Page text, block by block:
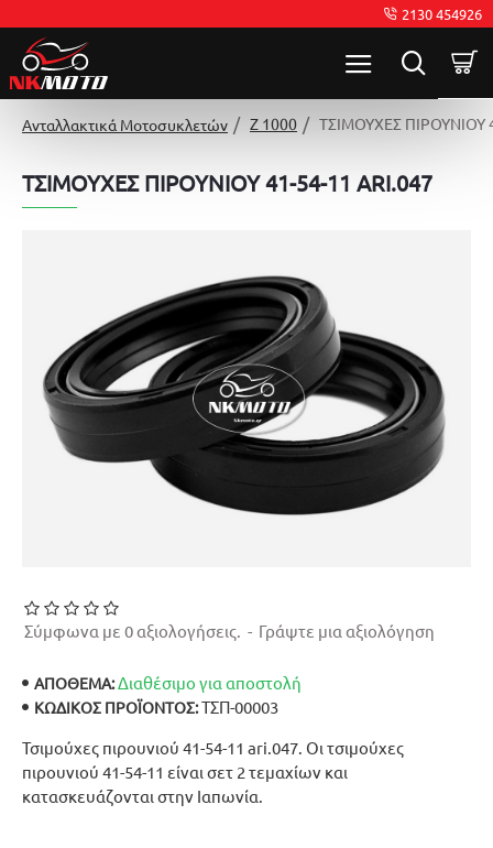
2130 454926
Ανταλλακτικά Μοτοσυκλετών Z 1000 ΤΣΙΜΟΥΧΕΣ ΠΙΡΟΥΝΙΟΥ
ΤΣΙΜΟΥΧΕΣ ΠΙΡΟΥΝΙΟΥ 41-54-11 ARI.047
Τσιμούχες πιρουνιού 41-54-11 ari.047. Οι τσιμούχες
πιρουνιού 41-54-11 είναι σετ 2 τεμαχίων και
κατασκευάζονται στην Ιαπωνία.
ΑΠΟΘΕΜΑ:Διαθέσιμο για αποστολή
ΚΩΔΙΚΌΣ ΠΡΟΪΌΝΤΟΣ:ΤΣΠ-00003
Σύμφωνα με 0 αξιολογήσεις. - Γράψτε μια αξιολόγηση